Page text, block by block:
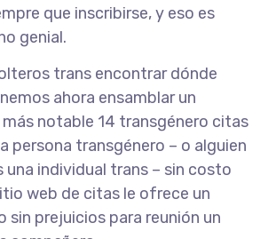
que inscribirse, y eso es
genial.
trans encontrar dónde
ahora ensamblar un
más notable 14 transgénero citas
persona transgénero – o alguien
una individual trans – sin costo
web de citas le ofrece un
sin prejuicios para reunión un